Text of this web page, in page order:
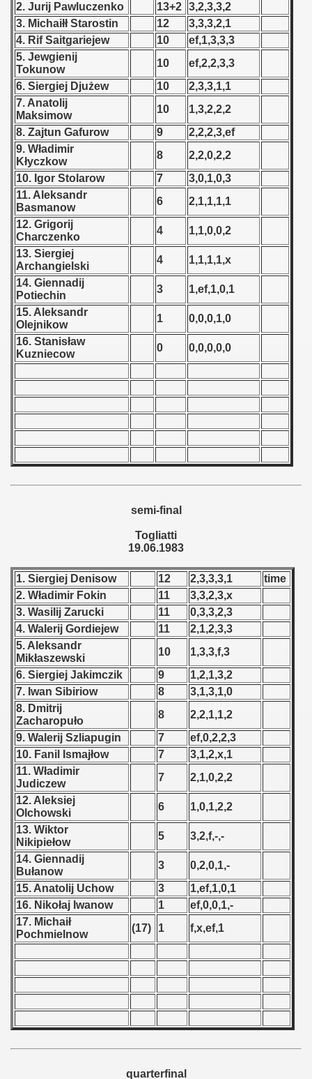
2. Jurij Pawluczenko
13+2 3,2,3,3,2
3. Michaiłł Starostin
12
3,3,3,2,1
4. Rif Saitgariejew
10
ef,1,3,3,3
5. Jewgienij
Tokunow
10
ef,2,2,3,3
6. Siergiej Djużew
10
2,3,3,1,1
7. Anatolij
Maksimow
10
1,3,2,2,2
8. Zajtun Gafurow
9
2,2,2,3,ef
9. Władimir
Kłyczkow
8
2,2,0,2,2
10. Igor Stolarow
7
3,0,1,0,3
11. Aleksandr
Basmanow
6
2,1,1,1,1
12. Grigorij
Charczenko
4
1,1,0,0,2
13. Siergiej
Archangielski
4
1,1,1,1,x
14. Giennadij
Potiechin
3
1,ef,1,0,1
15. Aleksandr
Olejnikow
1
0,0,0,1,0
16. Stanisław
Kuzniecow
0 0,0,0,0,0
semi-final
Togliatti
19.06.1983
1. Siergiej Denisow 12 2,3,3,3,1
time
2. Władimir Fokin
11
3,3,2,3,x
3. Wasilij Zarucki
11
0,3,3,2,3
4. Walerij Gordiejew
11
2,1,2,3,3
5. Aleksandr
Mikłaszewski
10
1,3,3,f,3
6. Siergiej Jakimczik
9
1,2,1,3,2
7. Iwan Sibiriow
8
3,1,3,1,0
8. Dmitrij
Zacharopuło
8
2,2,1,1,2
9. Walerij Szliapugin
7
ef,0,2,2,3
10. Fanil Ismajłow
7
3,1,2,x,1
11. Władimir
Judiczew
7
2,1,0,2,2
12. Aleksiej
Olchowski
6
1,0,1,2,2
13. Wiktor
Nikipiełow
5
3,2,f,-,-
14. Giennadij
Bułanow
3
0,2,0,1,-
15. Anatolij Uchow
3
1,ef,1,0,1
16. Nikołaj Iwanow
1
ef,0,0,1,-
17. Michaił
Pochmielnow
(17) 1 f,x,ef,1
quarterfinal
- 1961
- 1962
- 1963
- 1964
- 1965
- 1966
- 1967
- 1968
- 1969
- 1970
1983
1984
1986
- 1988
- 1989
- 1990
- 1991
- 1992
- 1993
- 1994
- 1996